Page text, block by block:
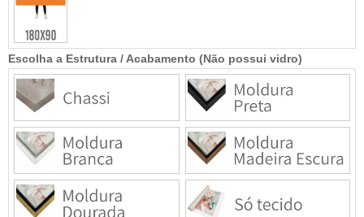
Escolha a Estrutura / Acabamento (Não possui vidro)